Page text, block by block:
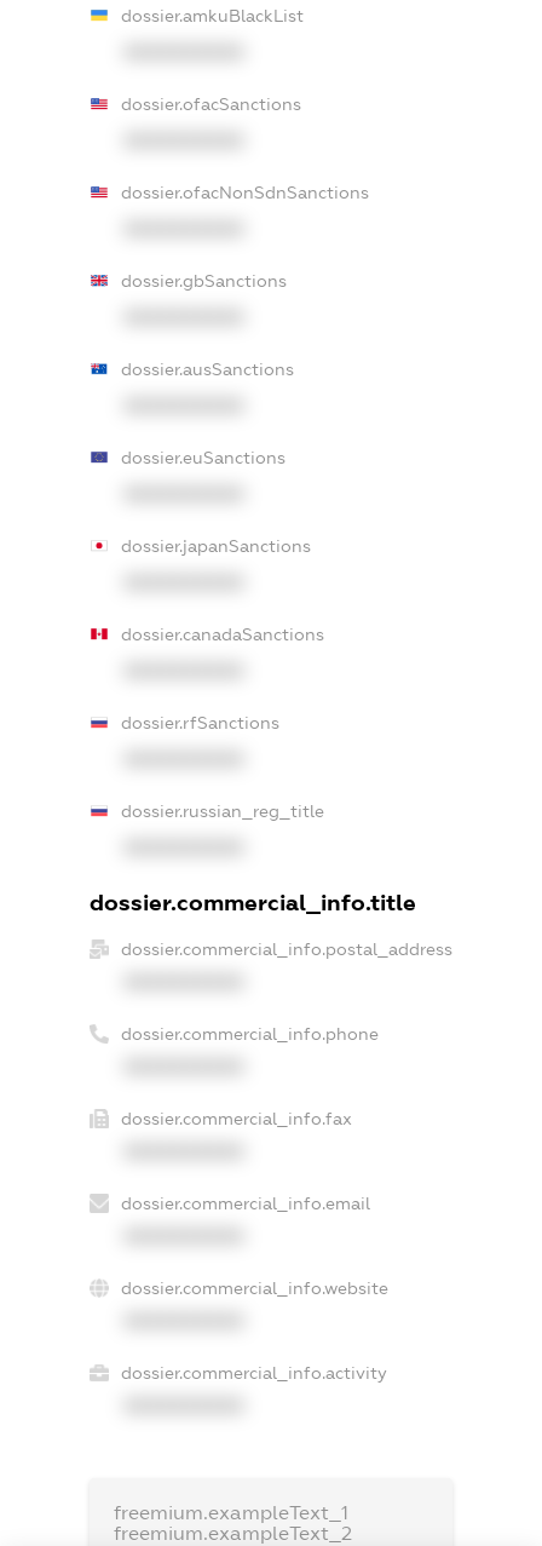
dossier.amkuBlackList
dossier.ofacSanctions
dossier.ofacNonSdnSanctions
dossier.gbSanctions
dossier.ausSanctions
dossier.euSanctions
dossier.japanSanctions
dossier.canadaSanctions
dossier.rfSanctions
dossier.russian_reg_title
dossier.commercial_info.title
dossier.commercial_info.postal_address
dossier.commercial_info.phone
dossier.commercial_info.fax
dossier.commercial_info.email
dossier.commercial_info.website
dossier.commercial_info.activity
freemium.exampleText_1
freemium.exampleText_2